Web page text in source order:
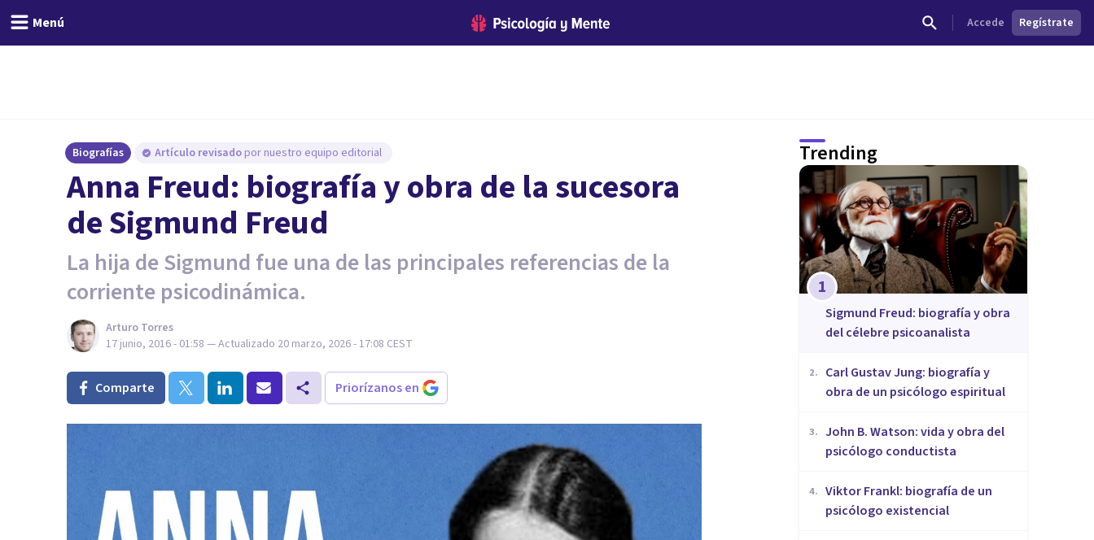
Menú Accede Regístrate
Biografías Artículo revisado por nuestro equipo editorial
​Anna Freud: biografía y obra de la sucesora
de Sigmund Freud
La hija de Sigmund fue una de las principales referencias de la
corriente psicodinámica.
Arturo Torres
17 junio, 2016 - 01:58 — Actualizado 20 marzo, 2026 - 17:08 CEST
Comparte Priorízanos en
Trending
1
Sigmund Freud: biografía y obra
del célebre psicoanalista
2.
​Carl Gustav Jung: biografía y
obra de un psicólogo espiritual
3. John B. Watson: vida y obra del
psicólogo conductista
4. Viktor Frankl: biografía de un
psicólogo existencial